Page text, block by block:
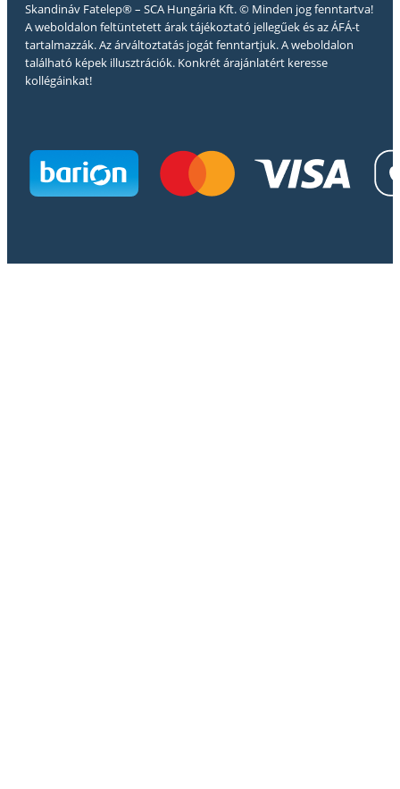
Skandináv Fatelep® – SCA Hungária Kft. © Minden jog fenntartva!
A weboldalon feltüntetett árak tájékoztató jellegűek és az ÁFÁ-t
tartalmazzák. Az árváltoztatás jogát fenntartjuk. A weboldalon
található képek illusztrációk. Konkrét árajánlatért keresse
kollégáinkat!